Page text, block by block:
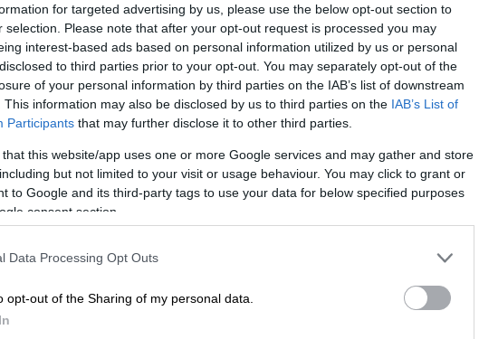
for targeted advertising by us, please use the below opt-out section to
selection. Please note that after your opt-out request is processed you may
interest-based ads based on personal information utilized by us or personal
to third parties prior to your opt-out. You may separately opt-out of the
of your personal information by third parties on the IAB’s list of downstream
This information may also be disclosed by us to third parties on the IAB’s List of
Participants that may further disclose it to other third parties.
that this website/app uses one or more Google services and may gather and store
but not limited to your visit or usage behaviour. You may click to grant or
to Google and its third-party tags to use your data for below specified purposes
consent section.
Data Processing Opt Outs
opt-out of the Sharing of my personal data.
ΠΑΠΑΜΗΤΣΟΣ)